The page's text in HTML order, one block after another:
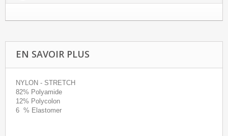
EN SAVOIR PLUS
NYLON - STRETCH
82% Polyamide
12% Polycolon
6 % Elastomer